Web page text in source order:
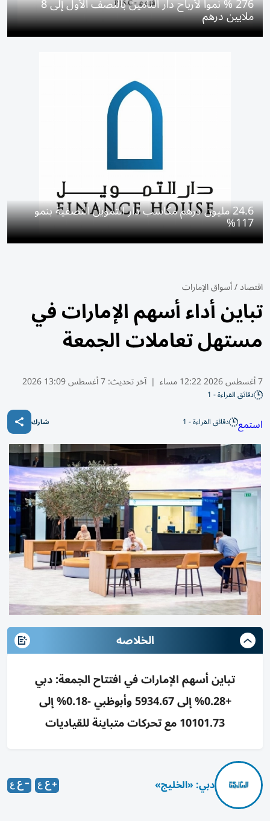
ملايين درهم
24.6 مليون درهم مكاسب دار التمويل النصفية بنمو
117%
اقتصاد/أسواق الإمارات
تباين أداء أسهم الإمارات في
مستهل تعاملات الجمعة
7 أغسطس 2026 12:22 مساء | آخر تحديث:7 أغسطس 13:09 2026
دقائق القراءة - 1
استمع دقائق القراءة - 1 شارك
الخلاصه
تباين أسهم الإمارات في افتتاح الجمعة: دبي
+0.28% إلى 5934.67 وأبوظبي -0.18% إلى
10101.73 مع تحركات متباينة للقياديات
دبي: «الخليج»